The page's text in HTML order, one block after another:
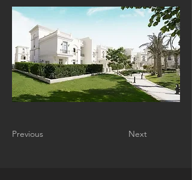
Previous Next